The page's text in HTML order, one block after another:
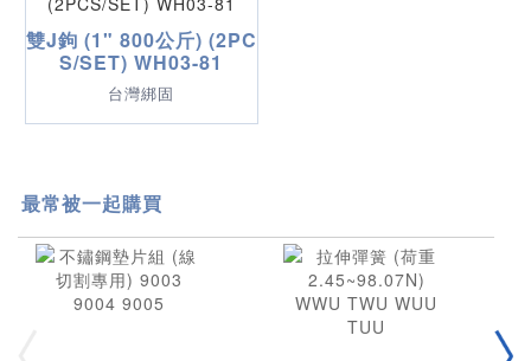
雙J鉤 (1" 800公斤) (2PC
S/SET) WH03-81
台灣綁固
最常被一起購買